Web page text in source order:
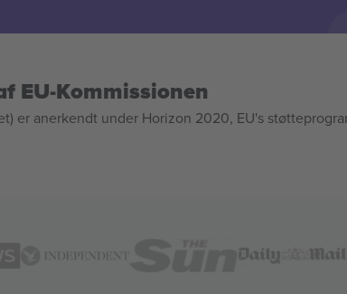
EU-Kommissionen
er anerkendt under Horizon 2020, EU's